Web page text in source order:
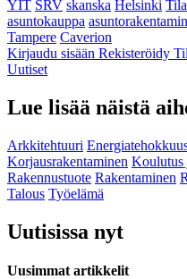
YIT SRV skanska Helsinki
asuntokauppa
Tampere Caverion
Kirjaudu sisään Rekisteröidy
Uutiset
Lue lisää näistä
Arkkitehtuuri
Korjausrakentaminen Koulutus
Rakennustuote Rakentaminen
Talous Työelämä
Uutisissa nyt
Uusimmat artikkelit